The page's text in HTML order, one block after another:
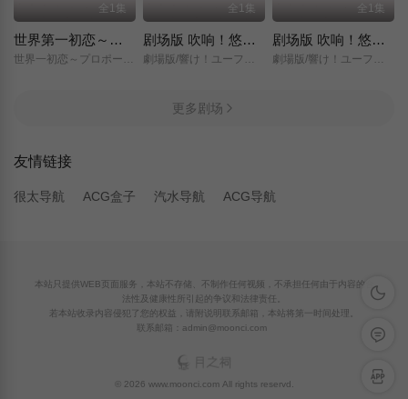
全1集
世界第一初恋～求婚篇～
全1集
剧场版 吹响！悠风号～想要传达的旋律～
全1集
剧场版 吹响！悠风号～誓言的终章～
更多剧场
友情链接
很太导航 ACG盒子 汽水导航 ACG导航
深色模
留言反
APP下
本站只提供WEB页面服务，本站不存储、不制作任何视频，不承担任何由于内容的合
法性及健康性所引起的争议和法律责任。
若本站收录内容侵犯了您的权益，请附说明联系邮箱，本站将第一时间处理。
联系邮箱：admin@moonci.com
© 2026 www.moonci.com All rights reservd.